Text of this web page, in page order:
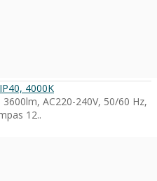
4000K
3600lm, AC220-240V, 50/60 Hz,
12..